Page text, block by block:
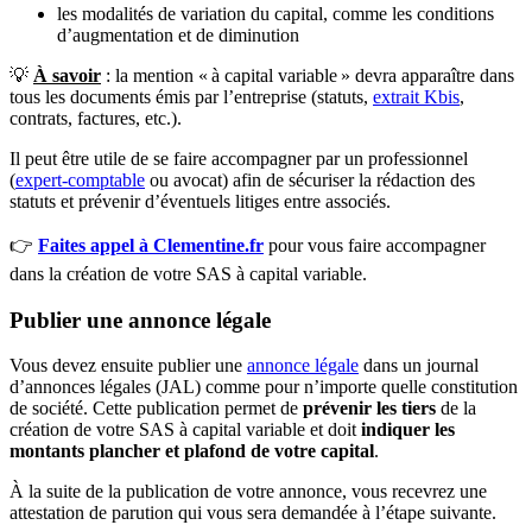
les modalités de variation du capital, comme les conditions
d’augmentation et de diminution
💡 À savoir : la mention « à capital variable » devra apparaître dans
tous les documents émis par l’entreprise (statuts, extrait Kbis,
contrats, factures, etc.).
Il peut être utile de se faire accompagner par un professionnel
(expert-comptable ou avocat) afin de sécuriser la rédaction des
statuts et prévenir d’éventuels litiges entre associés.
👉 Faites appel à Clementine.fr pour vous faire accompagner
dans la création de votre SAS à capital variable.
Publier une annonce légale
Vous devez ensuite publier une annonce légale dans un journal
d’annonces légales (JAL) comme pour n’importe quelle constitution
de société. Cette publication permet de prévenir les tiers de la
création de votre SAS à capital variable et doit indiquer les
montants plancher et plafond de votre capital.
À la suite de la publication de votre annonce, vous recevrez une
attestation de parution qui vous sera demandée à l’étape suivante.